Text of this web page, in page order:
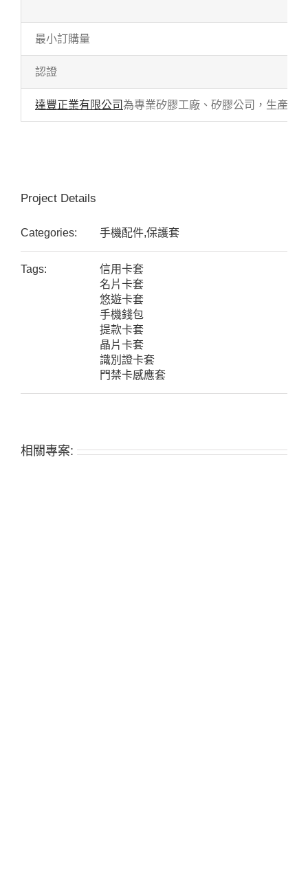
最小訂購量
認證
達豐正業有限公司為專業矽膠工廠、矽膠公司，生產各
Project Details
Categories: 手機配件,保護套
Tags:
信用卡套
名片卡套
悠遊卡套
手機錢包
提款卡套
晶片卡套
識別證卡套
門禁卡感應套
相關專案: